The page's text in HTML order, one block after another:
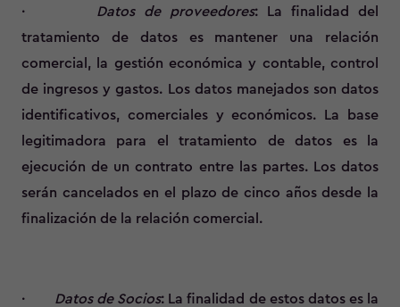
· Datos de proveedores: La finalidad del
tratamiento de datos es mantener una relación
comercial, la gestión económica y contable, control
de ingresos y gastos. Los datos manejados son datos
identificativos, comerciales y económicos. La base
legitimadora para el tratamiento de datos es la
ejecución de un contrato entre las partes. Los datos
serán cancelados en el plazo de cinco años desde la
finalización de la relación comercial.
· Datos de Socios: La finalidad de estos datos es la